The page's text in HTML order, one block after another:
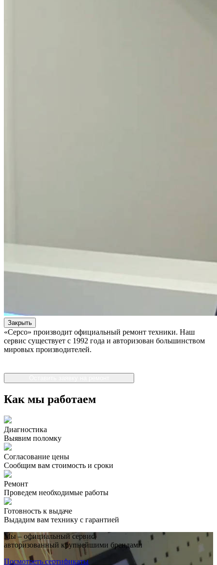
Закрыть
«Серсо» производит официальный ремонт техники. Наш
сервис существует с 1992 года и авторизован большинством
мировых производителей.
Как мы работаем
Диагностика
Выявим поломку
Согласование цены
Сообщим вам стоимость и сроки
Ремонт
Проведем необходимые работы
Готовность к выдаче
Выдадим вам технику с гарантией
Мы – официальный сервис,
авторизованный крупнейшими брендами
Посмотреть сертификаты